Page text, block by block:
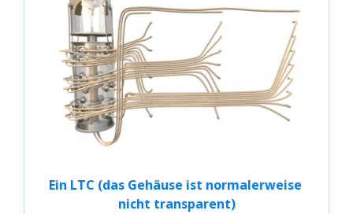
Ein LTC (das Gehäuse ist normalerweise
nicht transparent)